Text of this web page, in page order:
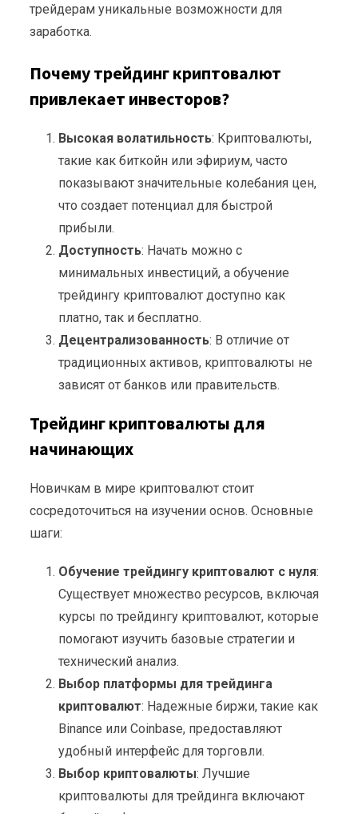
трейдерам уникальные возможности для
заработка.
Почему трейдинг криптовалют
привлекает инвесторов?
Высокая волатильность: Криптовалюты,
такие как биткойн или эфириум, часто
показывают значительные колебания цен,
что создает потенциал для быстрой
прибыли.
Доступность: Начать можно с
минимальных инвестиций, а обучение
трейдингу криптовалют доступно как
платно, так и бесплатно.
Децентрализованность: В отличие от
традиционных активов, криптовалюты не
зависят от банков или правительств.
Трейдинг криптовалюты для
начинающих
Новичкам в мире криптовалют стоит
сосредоточиться на изучении основ. Основные
шаги:
Обучение трейдингу криптовалют с нуля:
Существует множество ресурсов, включая
курсы по трейдингу криптовалют, которые
помогают изучить базовые стратегии и
технический анализ.
Выбор платформы для трейдинга
криптовалют: Надежные биржи, такие как
Binance или Coinbase, предоставляют
удобный интерфейс для торговли.
Выбор криптовалюты: Лучшие
криптовалюты для трейдинга включают